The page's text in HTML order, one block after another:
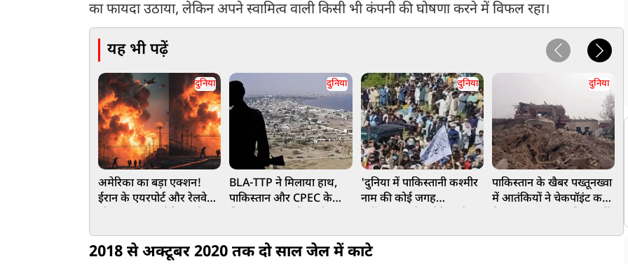
का फायदा उठाया, लेकिन अपने स्वामित्व वाली किसी भी कंपनी की घोषणा करने में विफल रहा।
यह भी पढ़ें
दुनिया
अमेरिका का बड़ा एक्शन!
ईरान के एयरपोर्ट और रेलवे
दुनिया
BLA-TTP ने मिलाया हाथ,
पाकिस्तान और CPEC के
दुनिया
'दुनिया में पाकिस्तानी कश्मीर
नाम की कोई जगह
लताड़
दुनिया
पाकिस्तान के खैबर पख्तूनख्वा
में आतंकियों ने चेकपॉइंट कर
2018 से अक्टूबर 2020 तक दो साल जेल में काटे